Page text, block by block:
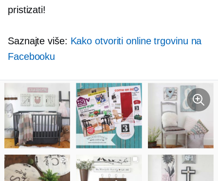
pristizati!
Saznajte više: Kako otvoriti online trgovinu na
Facebooku